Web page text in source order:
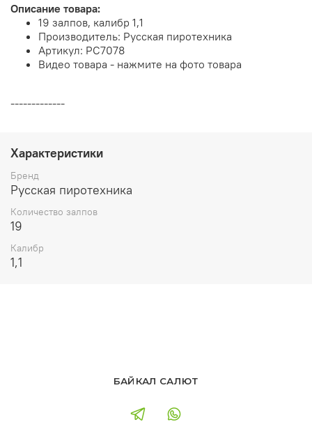
Описание товара:
19 залпов, калибр 1,1
Производитель: Русская пиротехника
Артикул: РС7078
Видео товара - нажмите на фото товара
-------------
Характеристики
Бренд
Русская пиротехника
Количество залпов
19
Калибр
1,1
БАЙКАЛ САЛЮТ